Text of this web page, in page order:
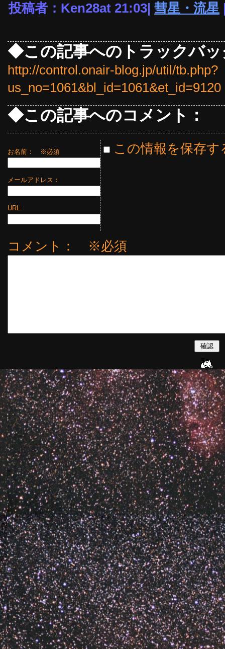
投稿者：Ken28at 21:03| 彗星・流星
◆この記事へのトラックバッ
http://control.onair-blog.jp/util/tb.php?
us_no=1061&bl_id=1061&et_id=9120
◆この記事へのコメント：
お名前： ※必須
メールアドレス：
URL:
この情報を保存す
コメント： ※必須